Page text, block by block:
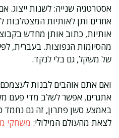
אסטרטגיה שנייה: לשנות ייצוג.
אחרים ותן לאותיות המצטלבות
אותיות, כתוב אותן מחדש
מהסיומות הנפוצות. בעברית,
של משקל, גם בלי לנקד.
ואם אתם אוהבים לבנות
אתגרים, אפשר לשלב מדי פעם
באמצע סשן פתרון, זה גם נחמד
לצאת מהעולם המילולי: משחקי